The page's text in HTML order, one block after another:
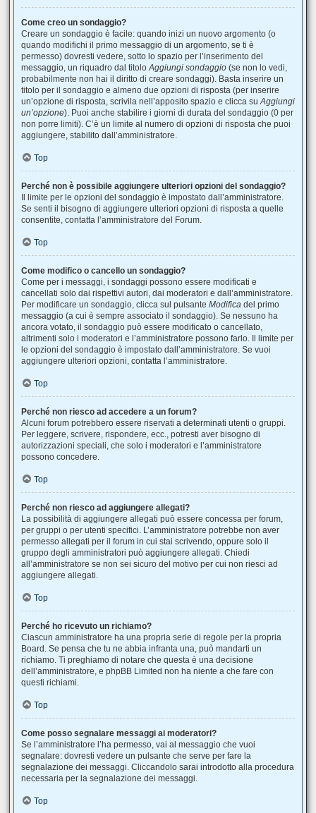
Come creo un sondaggio?
Creare un sondaggio è facile: quando inizi un nuovo argomento (o
quando modifichi il primo messaggio di un argomento, se ti è
permesso) dovresti vedere, sotto lo spazio per l’inserimento del
messaggio, un riquadro dal titoloAggiungi sondaggio (se non lo vedi,
probabilmente non hai il diritto di creare sondaggi). Basta inserire un
titolo per il sondaggio e almeno due opzioni di risposta (per inserire
un’opzione di risposta, scrivila nell’apposito spazio e clicca suAggiungi
un’opzione). Puoi anche stabilire i giorni di durata del sondaggio (0 per
non porre limiti). C’è un limite al numero di opzioni di risposta che puoi
aggiungere, stabilito dall’amministratore.
Top
Perché non è possibile aggiungere ulteriori opzioni del sondaggio?
Il limite per le opzioni del sondaggio è impostato dall’amministratore.
Se senti il bisogno di aggiungere ulteriori opzioni di risposta a quelle
consentite, contatta l’amministratore del Forum.
Top
Come modifico o cancello un sondaggio?
Come per i messaggi, i sondaggi possono essere modificati e
cancellati solo dai rispettivi autori, dai moderatori e dall’amministratore.
Per modificare un sondaggio, clicca sul pulsante Modifica del primo
messaggio (a cui è sempre associato il sondaggio). Se nessuno ha
ancora votato, il sondaggio può essere modificato o cancellato,
altrimenti solo i moderatori e l’amministratore possono farlo. Il limite per
le opzioni del sondaggio è impostato dall’amministratore. Se vuoi
aggiungere ulteriori opzioni, contatta l’amministratore.
Top
Perché non riesco ad accedere a un forum?
Alcuni forum potrebbero essere riservati a determinati utenti o gruppi.
Per leggere, scrivere, rispondere, ecc., potresti aver bisogno di
autorizzazioni speciali, che solo i moderatori e l’amministratore
possono concedere.
Top
Perché non riesco ad aggiungere allegati?
La possibilità di aggiungere allegati può essere concessa per forum,
per gruppi o per utenti specifici. L’amministratore potrebbe non aver
permesso allegati per il forum in cui stai scrivendo, oppure solo il
gruppo degli amministratori può aggiungere allegati. Chiedi
all’amministratore se non sei sicuro del motivo per cui non riesci ad
aggiungere allegati.
Top
Perché ho ricevuto un richiamo?
Ciascun amministratore ha una propria serie di regole per la propria
Board. Se pensa che tu ne abbia infranta una, può mandarti un
richiamo. Ti preghiamo di notare che questa è una decisione
dell’amministratore, e phpBB Limited non ha niente a che fare con
questi richiami.
Top
Come posso segnalare messaggi ai moderatori?
Se l’amministratore l’ha permesso, vai al messaggio che vuoi
segnalare: dovresti vedere un pulsante che serve per fare la
segnalazione dei messaggi. Cliccandolo sarai introdotto alla procedura
necessaria per la segnalazione dei messaggi.
Top